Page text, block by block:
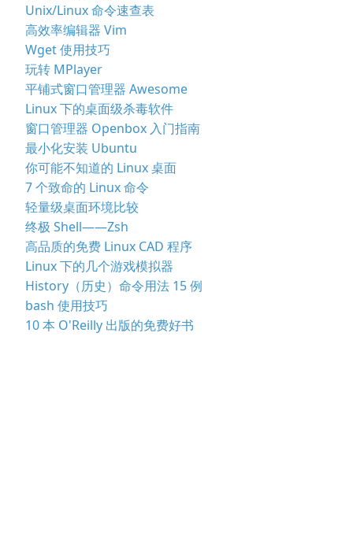
Unix/Linux 命令速查表
高效率编辑器 Vim
Wget 使用技巧
玩转 MPlayer
平铺式窗口管理器 Awesome
Linux 下的桌面级杀毒软件
窗口管理器 Openbox 入门指南
最小化安装 Ubuntu
你可能不知道的 Linux 桌面
7 个致命的 Linux 命令
轻量级桌面环境比较
终极 Shell——Zsh
高品质的免费 Linux CAD 程序
Linux 下的几个游戏模拟器
History（历史）命令用法 15 例
bash 使用技巧
10 本 O'Reilly 出版的免费好书